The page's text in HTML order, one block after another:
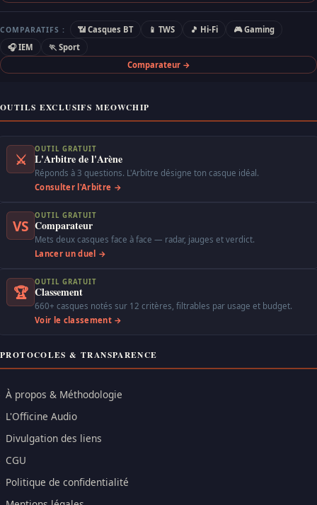
COMPARATIFS : 📶 Casques BT 📱 TWS 🎵 Hi-Fi
🎮 Gaming
🎧 IEM
🏃 Sport
Comparateur →
OUTILS EXCLUSIFS MEOWCHIP
⚔
OUTIL GRATUIT
L'Arbitre de l'Arène
Réponds à 3 questions. L'Arbitre désigne ton casque idéal.
Consulter l'Arbitre →
VS
OUTIL GRATUIT
Comparateur
Mets deux casques face à face — radar, jauges et verdict.
Lancer un duel →
🏆
OUTIL GRATUIT
Classement
660+ casques notés sur 12 critères, filtrables par usage et budget.
Voir le classement →
PROTOCOLES & TRANSPARENCE
À propos & Méthodologie
L'Officine Audio
Divulgation des liens
CGU
Politique de confidentialité